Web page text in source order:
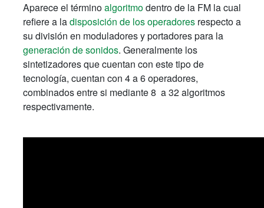
Aparece el términoalgoritmodentro de la FM la cual
refiere a ladisposición de los operadores respecto a
su división en moduladores y portadores para la
generación de sonidos. Generalmente los
sintetizadores que cuentan con este tipo de
tecnología, cuentan con 4 a 6 operadores,
combinados entre si mediante 8 a 32 algoritmos
respectivamente.